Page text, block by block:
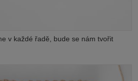
v každé řadě, bude se nám tvořit